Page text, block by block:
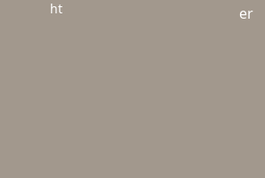
ht
er